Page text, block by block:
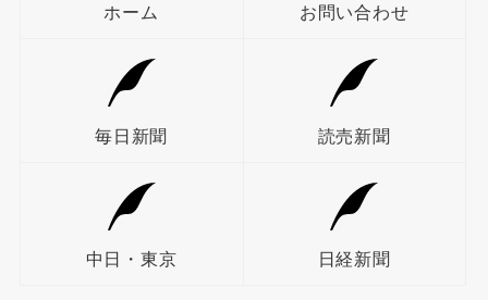
ホーム お問い合わせ
毎日新聞 読売新聞
中日・東京 日経新聞